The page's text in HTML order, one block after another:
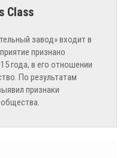
завод» входит в
признано
года, в его отношении
По результатам
признаки